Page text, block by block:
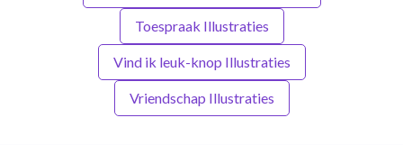
Toespraak Illustraties
Vind ik leuk-knop Illustraties
Vriendschap Illustraties